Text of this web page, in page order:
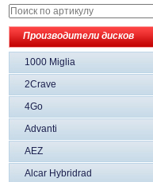
Производители дисков
1000 Miglia
2Crave
4Go
Advanti
AEZ
Alcar Hybridrad